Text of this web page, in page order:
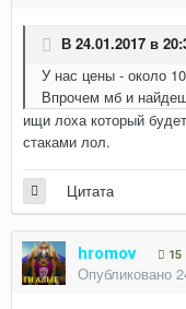
В 24.01.2017 в
У нас цены - около
Впрочем мб и
ищи лоха который
стаками лол.
Цитата
hromov 15
Опубликовано